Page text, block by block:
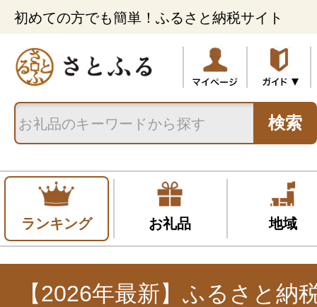
初めての方でも簡単！ふるさと納税サイト
検索
ランキング お礼品 地域
【2026年最新】ふるさと納